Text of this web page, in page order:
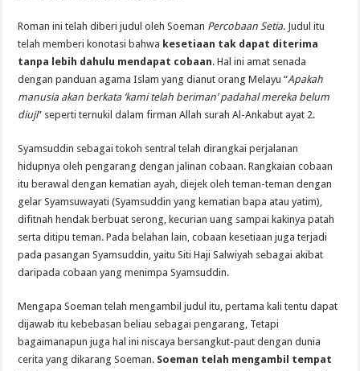
Roman ini telah diberi judul oleh Soeman Percobaan Setia. Judul itu
telah memberi konotasi bahwa kesetiaan tak dapat diterima
tanpa lebih dahulu mendapat cobaan. Hal ini amat senada
dengan panduan agama Islam yang dianut orang Melayu “Apakah
manusia akan berkata ‘kami telah beriman’ padahal mereka belum
diuji” seperti ternukil dalam firman Allah surah Al-Ankabut ayat 2.
Syamsuddin sebagai tokoh sentral telah dirangkai perjalanan
hidupnya oleh pengarang dengan jalinan cobaan. Rangkaian cobaan
itu berawal dengan kematian ayah, diejek oleh teman-teman dengan
gelar Syamsuwayati (Syamsuddin yang kematian bapa atau yatim),
difitnah hendak berbuat serong, kecurian uang sampai kakinya patah
serta ditipu teman. Pada belahan lain, cobaan kesetiaan juga terjadi
pada pasangan Syamsuddin, yaitu Siti Haji Salwiyah sebagai akibat
daripada cobaan yang menimpa Syamsuddin.
Mengapa Soeman telah mengambil judul itu, pertama kali tentu dapat
dijawab itu kebebasan beliau sebagai pengarang, Tetapi
bagaimanapun juga hal ini niscaya bersangkut-paut dengan dunia
cerita yang dikarang Soeman. Soeman telah mengambil tempat